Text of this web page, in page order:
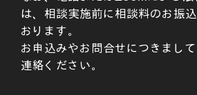
は、相談実施前に相談料のお振
おります。
お申込みやお問合せにつきまし
連絡ください。